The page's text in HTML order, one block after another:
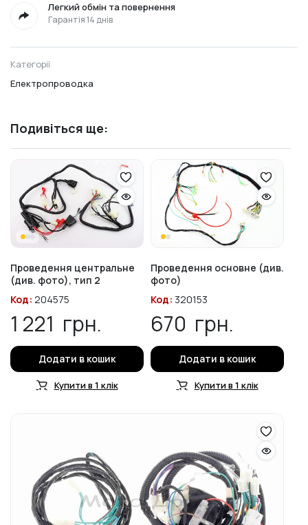
Легкий обмін та повернення
Гарантія 14 днів
Категорії
Електропроводка
Подивіться ще:
Проведення центральне
(див. фото), тип 2
Код: 204575
1 221 грн.
Додати в кошик
Купити в 1 клік
Проведення основне (див.
фото)
Код: 320153
670 грн.
Додати в кошик
Купити в 1 клік